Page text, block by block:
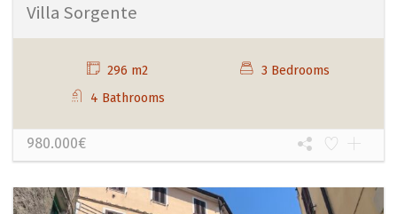
Villa Sorgente
296 m2
3 Bedrooms
4 Bathrooms
980.000€